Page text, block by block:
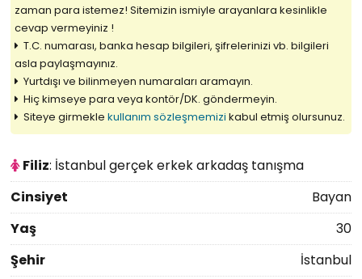
zaman para istemez! Sitemizin ismiyle arayanlara kesinlikle
cevap vermeyiniz !
T.C. numarası, banka hesap bilgileri, şifrelerinizi vb. bilgileri
asla paylaşmayınız.
Yurtdışı ve bilinmeyen numaraları aramayın.
Hiç kimseye para veya kontör/DK. göndermeyin.
Siteye girmekle kullanım sözleşmemizi kabul etmiş olursunuz.
Filiz: İstanbul gerçek erkek arkadaş tanışma
Cinsiyet
Bayan
Yaş
30
Şehir
İstanbul